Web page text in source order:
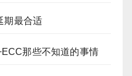
期最合适
那些不知道的事情